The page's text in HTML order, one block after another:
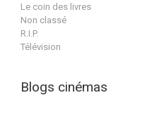
Le coin des livres
Non classé
R.I.P.
Télévision
Blogs cinémas